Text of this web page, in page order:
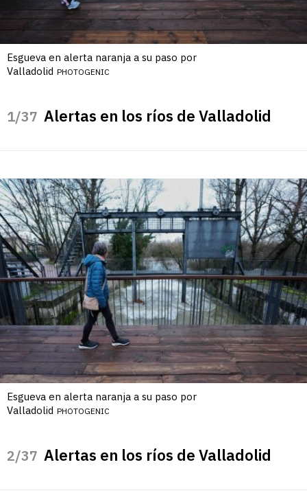
Esgueva en alerta naranja a su paso por
Valladolid PHOTOGENIC
/37 Alertas en los ríos de Valladolid
Esgueva en alerta naranja a su paso por
Valladolid PHOTOGENIC
/37 Alertas en los ríos de Valladolid